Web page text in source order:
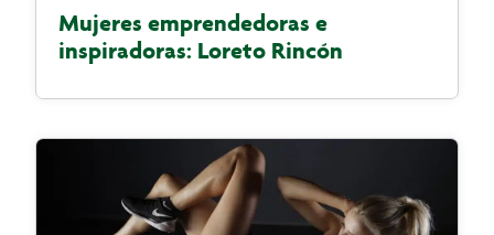
Mujeres emprendedoras e
inspiradoras: Loreto Rincón